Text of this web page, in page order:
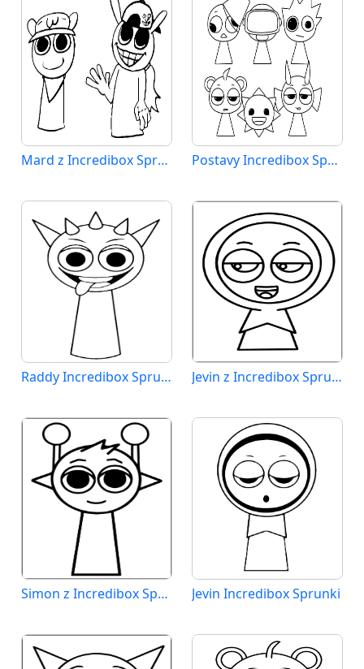
Mard z Incredibox Sprunki Postavy Incredibox Sprunki
Raddy Incredibox Sprunki Jevin z Incredibox Sprunki
Simon z Incredibox Sprunki Jevin Incredibox Sprunki